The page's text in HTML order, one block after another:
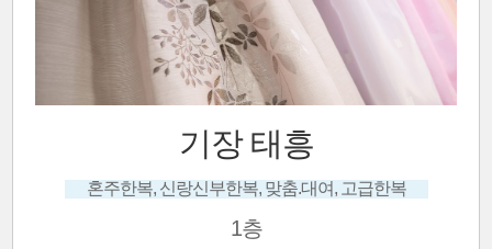
기장 태흥
혼주한복, 신랑신부한복, 맞춤.대여, 고급한복
1층